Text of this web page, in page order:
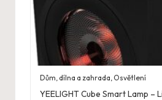
Dům, dílna a zahrada ,Osvětlení
YEELIGHT Cube Smart Lamp –